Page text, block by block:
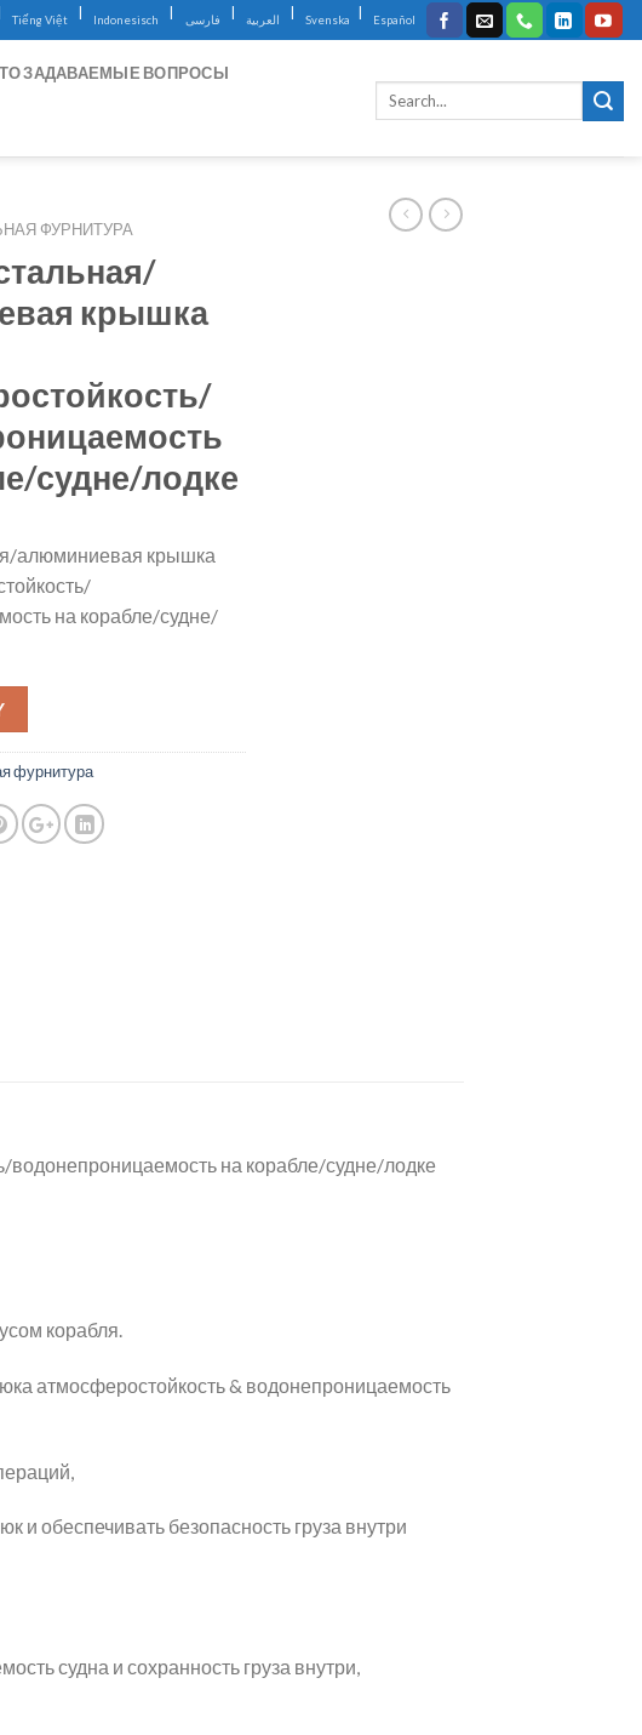
Tiếng Việt | Indonesisch | فارسی | العربية | Svenska | Español
ЗАДАВАЕМЫЕ ВОПРОСЫ
ФУРНИТУРА
крышка
судне/лодке
алюминиевая крышка
на корабле/судне/
фурнитура
на корабле/судне/лодке
корабля.
атмосферостойкость & водонепроницаемость
обеспечивать безопасность груза внутри
судна и сохранность груза внутри,